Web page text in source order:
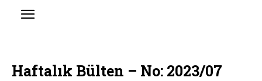
Haftalık Bülten – No: 2023/07